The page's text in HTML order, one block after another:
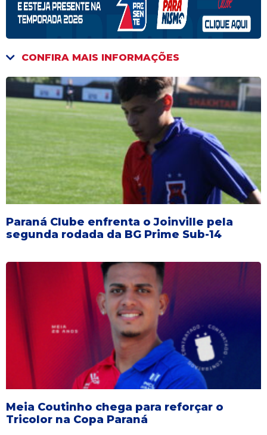
CONFIRA MAIS INFORMAÇÕES
Paraná Clube enfrenta o Joinville pela
segunda rodada da BG Prime Sub-14
Meia Coutinho chega para reforçar o
Tricolor na Copa Paraná